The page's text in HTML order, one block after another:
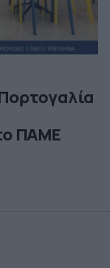
ΠΑΜΕ